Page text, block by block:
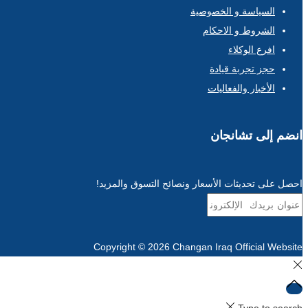
السياسة و الخصوصية
الشروط و الاحكام
افرع الوكلاء
حجز تجربة قيادة
الأخبار والفعاليات
انضم إلى تشانجان
احصل على تحديثات الأسعار ونصائح التسوق والمزيد!
Copyright © 2026 Changan Iraq Official Website